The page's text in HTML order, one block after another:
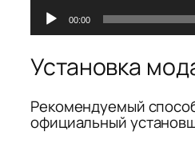
Аудиоплеер
00:00
Установка
Рекомендуемый
официальный